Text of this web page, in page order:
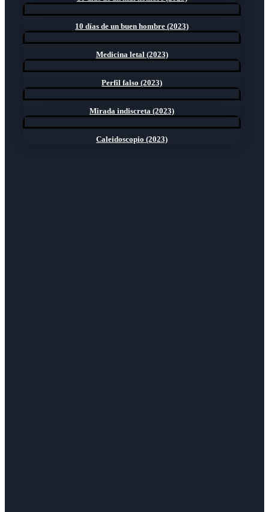
10 días de un buen hombre (2023)
Medicina letal (2023)
Perfil falso (2023)
Mirada indiscreta (2023)
Caleidoscopio (2023)